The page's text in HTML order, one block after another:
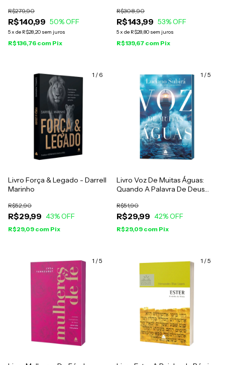
R$140,99
R$279,90
50% OFF
5x de R$28,20 sem juros
R$136,76 com Pix
R$143,99
R$308,90
53% OFF
5x de R$28,80 sem juros
R$139,67 com Pix
1 / 6
Livro Força & Legado - Darrell
Marinho
R$29,99
R$52,90
43% OFF
R$29,09 com Pix
1 /5
Livro Voz De Muitas Águas:
Quando A Palavra De Deus
R$29,99
R$51,90
42% OFF
R$29,09 com Pix
1 /5 1 /5